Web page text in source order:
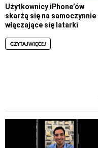
Użytkownicy iPhone’ów
skarżą się na samoczynnie
włączające się latarki
CZYTAJ WIĘCEJ